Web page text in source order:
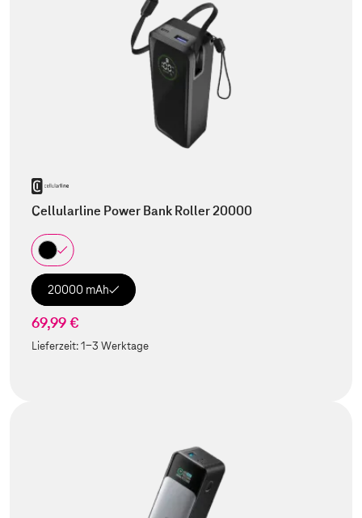
Cellularline Power Bank Roller 20000
20000 mAh
69,99 €
Lieferzeit:1-3 Werktage